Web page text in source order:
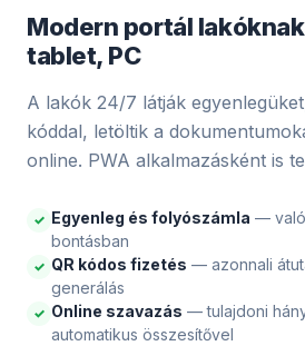
Modern portál
tablet, PC
A lakók 24/7 látják
kóddal, letöltik a
online. PWA alkalmazásként is
✓ Egyenleg és folyószámla —
bontásban
✓ QR kódos fizetés — azonnali
generálás
✓ Online szavazás — tulajdoni
automatikus összesítővel